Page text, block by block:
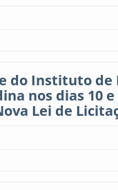
do Instituto
nos dias 10
Lei de